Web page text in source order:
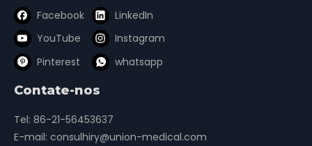
Facebook
LinkedIn
YouTube
Instagram
Pinterest
whatsapp
Contate-nos
Tel: 86-21-56453637
E-mail: consulhiry@union-medical.com